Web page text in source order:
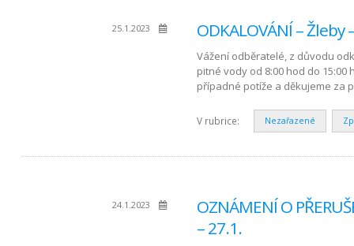
25.1.2023 ODKALOVÁNÍ – Žleby
Vážení odběratelé, z důvodu
pitné vody od 8:00 hod do
případné potíže a děkujeme za
V rubrice: Nezařazené
24.1.2023
OZNÁMENÍ O
– 27.1.